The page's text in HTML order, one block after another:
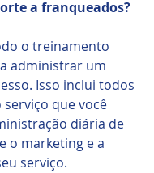
a franqueados?
o treinamento
administrar um
Isso inclui todos
que você
diária de
o marketing e a
serviço.